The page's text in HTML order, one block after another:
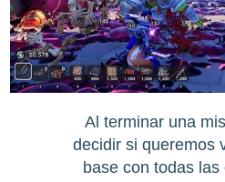
Al terminar una
decidir si queremos
base con todas